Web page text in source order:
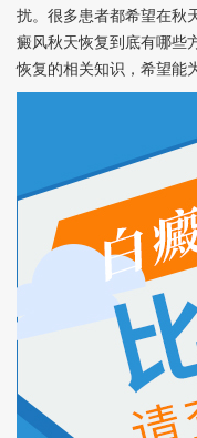
扰。很多患者都希望在秋
癜风秋天恢复到底有哪些
恢复的相关知识，希望能